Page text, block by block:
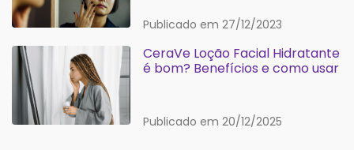
Publicado em 27/12/2023
CeraVe Loção Facial Hidratante
é bom? Benefícios e como usar
Publicado em 20/12/2025